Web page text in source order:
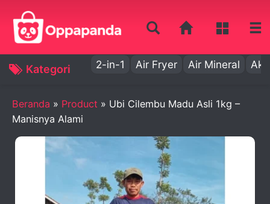
Kategori 2-in-1 Air Fryer Air Mineral Aki
Beranda » Product » Ubi Cilembu Madu Asli 1kg –
Manisnya Alami